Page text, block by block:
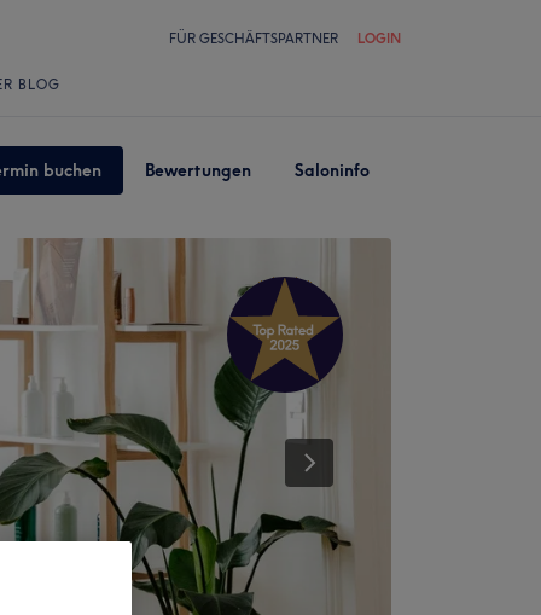
FÜR GESCHÄFTSPARTNER LOGIN
BLOG
buchen Bewertungen Saloninfo